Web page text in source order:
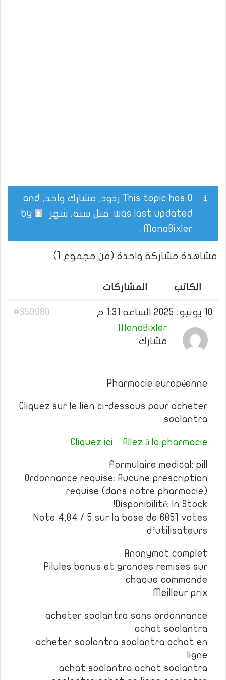
This topic has 0 ردود, مشارك واحد, and
was last updated قبل سنة، شهر
MonaBixler
.
مشاهدة مشاركة واحدة (من مجموع 1)
الكاتب المشاركات
10 يونيو، 2025 الساعة 1:31 م
#359980
MonaBixler
مشارك
Pharmacie européenne
Cliquez sur le lien ci-dessous pour acheter
soolantra
Cliquez ici – Allez à la pharmacie
Formulaire medical: pill
Ordonnance requise: Aucune prescription
requise (dans notre pharmacie)
Disponibilité: In Stock!
Note 4,84 / 5 sur la base de 6851 votes
d’utilisateurs
Anonymat complet
Pilules bonus et grandes remises sur
chaque commande
Meilleur prix
acheter soolantra sans ordonnance
achat soolantra
acheter soolantra soolantra achat en
ligne
achat soolantra achat soolantra